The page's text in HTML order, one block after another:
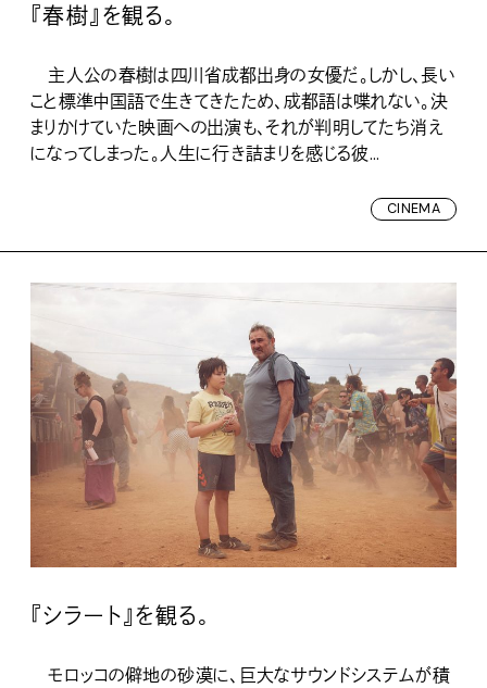
『春樹』を観る。
主人公の春樹は四川省成都出身の女優だ。しかし、長い
こと標準中国語で生きてきたため、成都語は喋れない。決
まりかけていた映画への出演も、それが判明してたち消え
になってしまった。人生に行き詰まりを感じる彼...
CINEMA
『シラート』を観る。
モロッコの僻地の砂漠に、巨大なサウンドシステムが積